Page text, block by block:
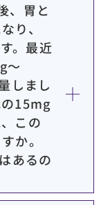
、胃と
り、
。最近
～
しまし
15mg
この
か。
あるの